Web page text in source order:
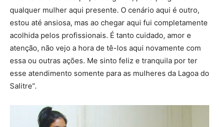
qualquer mulher aqui presente. O cenário aqui é outro,
estou até ansiosa, mas ao chegar aqui fui completamente
acolhida pelos profissionais. É tanto cuidado, amor e
atenção, não vejo a hora de tê-los aqui novamente com
essa ou outras ações. Me sinto feliz e tranquila por ter
esse atendimento somente para as mulheres da Lagoa do
Salitre”.